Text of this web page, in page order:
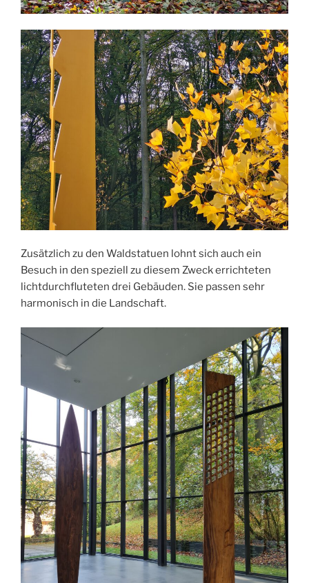
Zusätzlich zu den Waldstatuen lohnt sich auch ein
Besuch in den speziell zu diesem Zweck errichteten
lichtdurchfluteten drei Gebäuden. Sie passen sehr
harmonisch in die Landschaft.